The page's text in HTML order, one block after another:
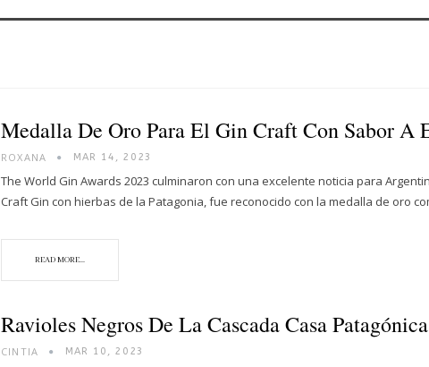
Medalla De Oro Para El Gin Craft Con Sabor A
ROXANA MAR 14, 2023
The World Gin Awards 2023 culminaron con una excelente noticia para
Craft Gin con hierbas de la Patagonia, fue reconocido con la medalla de oro
READ MORE...
Ravioles Negros De La Cascada Casa Patagónica
CINTIA MAR 10, 2023